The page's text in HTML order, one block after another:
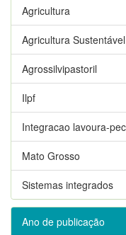
Agricultura
Agricultura Sustentável
Agrossilvipastoril
Ilpf
Integracao lavoura-
Mato Grosso
Sistemas integrados
Ano de publicação